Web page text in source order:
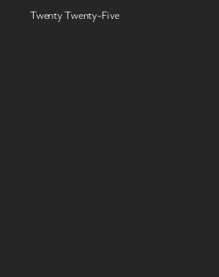
Twenty Twenty-Five